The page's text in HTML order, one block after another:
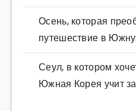
Осень, которая
путешествие в
Сеул, в котором
Южная Корея учит